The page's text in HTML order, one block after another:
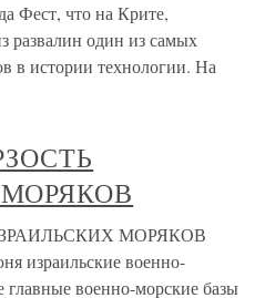
Фест, что на Крите,
развалин один из самых
в истории технологии. На
МОРЯКОВ
израильские военно-
главные военно-морские базы